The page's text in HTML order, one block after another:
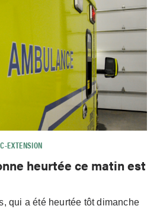
EXTENSION
heurtée ce matin est
qui a été heurtée tôt dimanche